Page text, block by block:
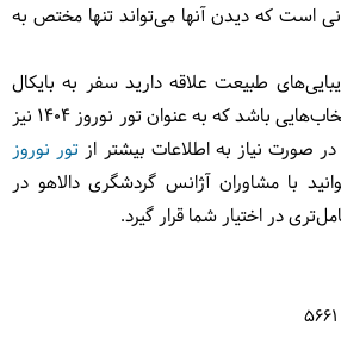
است که دیدن آنها می‌تواند تنها مختص به
طبیعت علاقه دارید سفر به بایکال
می‌تواند یکی از بهترین انتخاب‌هایی باشد که به عنوان تور نوروز ۱۴۰۴ نیز
صورت نیاز به اطلاعات بیشتر از تور نوروز
با مشاوران آژانس گردشگری دالاهو در
در اختیار شما قرار گیرد.
5661